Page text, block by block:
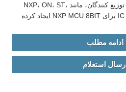
روابط خوبی با کارخانه ها و توزیع کنندگان، مانند NXP، ON، ST،
Maxim، Microchip، شامل IC برای NXP MCU 8BIT ایجاد کرده
ادامه مطلب
ارسال استعلام